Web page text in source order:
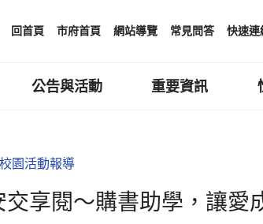
回首頁 市府首頁 網站導覽 常見問答 快速連
公告與活動 重要資訊
園活動報導
交享閱～購書助學，讓愛